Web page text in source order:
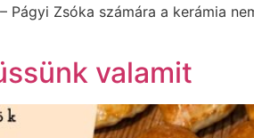
Págyi Zsóka számára a kerámia
valamit